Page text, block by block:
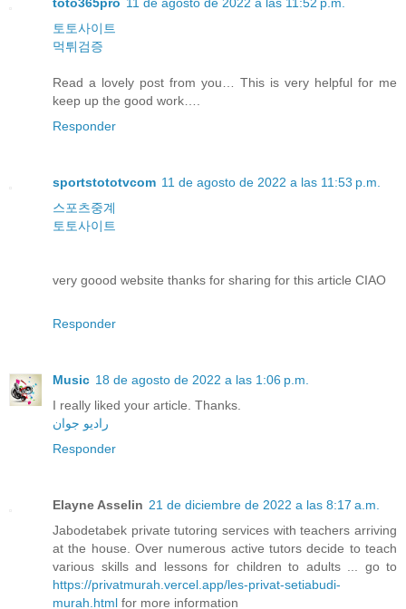
토토사이트
먹튀검증
Read a lovely post from you… This is very helpful for me
keep up the good work….
Responder
sportstototvcom 11 de agosto de 2022 a las 11:53 p.m.
스포츠중계
토토사이트
very goood website thanks for sharing for this article CIAO
Responder
Music 18 de agosto de 2022 a las 1:06 p.m.
I really liked your article. Thanks.
رادیو جوان
Responder
Elayne Asselin 21 de diciembre de 2022 a las 8:17 a.m.
Jabodetabek private tutoring services with teachers arriving
at the house. Over numerous active tutors decide to teach
various skills and lessons for children to adults ... go to
https://privatmurah.vercel.app/les-privat-setiabudi-
murah.html for more information